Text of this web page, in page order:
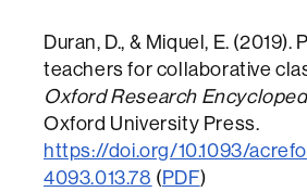
Duran, D., & Miquel, E. (2019).
teachers for collaborative
Oxford Research
Oxford University Press.
https://doi.org/10.1093/
4093.013.78 (PDF)